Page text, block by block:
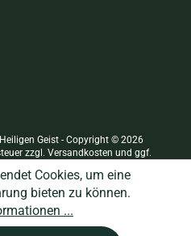
Geist - Copyright © 2026
zzgl. Versandkosten und ggf.
Cookies, um eine
bieten zu können.
...